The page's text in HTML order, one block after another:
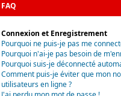
FAQ
Connexion et Enregistrement
Pourquoi ne puis-je pas me
Pourquoi n'ai-je pas besoin de
Pourquoi suis-je déconnecté
Comment puis-je éviter que mon
utilisateurs en ligne ?